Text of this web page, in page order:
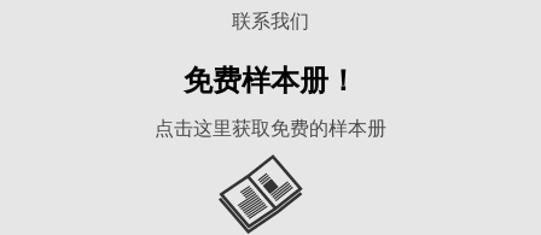
联系我们
免费样本册！
点击这里获取免费的样本册